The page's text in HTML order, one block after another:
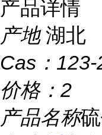
产品详情
产地 湖北
Cas： 123-
价格： 2
产品名称